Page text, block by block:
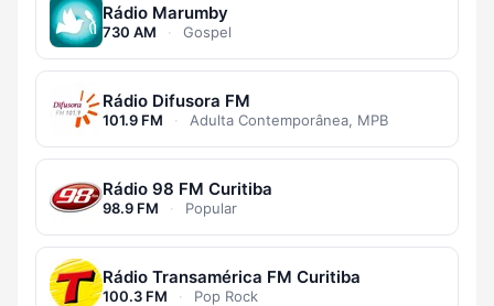
Rádio Marumby
730 AM · Gospel
Rádio Difusora FM
101.9 FM · Adulta Contemporânea, MPB
Rádio 98 FM Curitiba
98.9 FM · Popular
Rádio Transamérica FM Curitiba
100.3 FM · Pop Rock